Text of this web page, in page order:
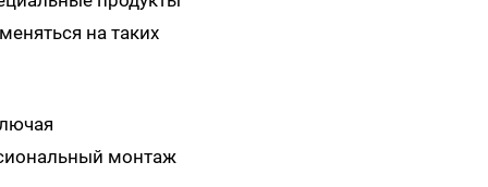
на таких
монтаж